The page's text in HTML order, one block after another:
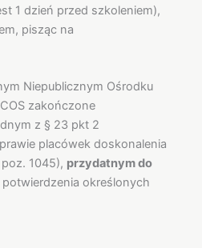
1 dzień przed szkoleniem),
pisząc na
Niepublicznym Ośrodku
zakończone
z § 23 pkt 2
placówek doskonalenia
1045), przydatnym do
potwierdzenia określonych